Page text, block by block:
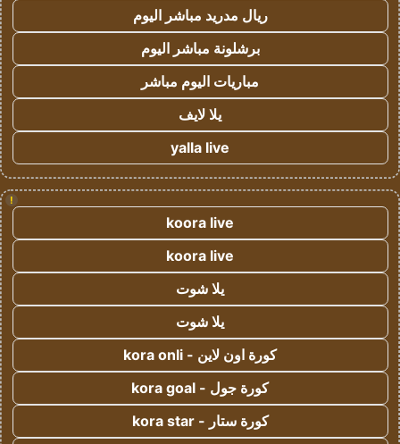
ريال مدريد مباشر اليوم
برشلونة مباشر اليوم
مباريات اليوم مباشر
يلا لايف
yalla live
!
koora live
koora live
يلا شوت
يلا شوت
كورة اون لاين - kora onli
كورة جول - kora goal
كورة ستار - kora star